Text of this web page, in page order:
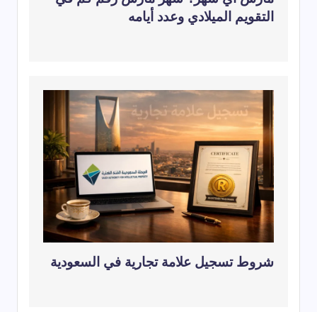
التقويم الميلادي وعدد أيامه
شروط تسجيل علامة تجارية في السعودية